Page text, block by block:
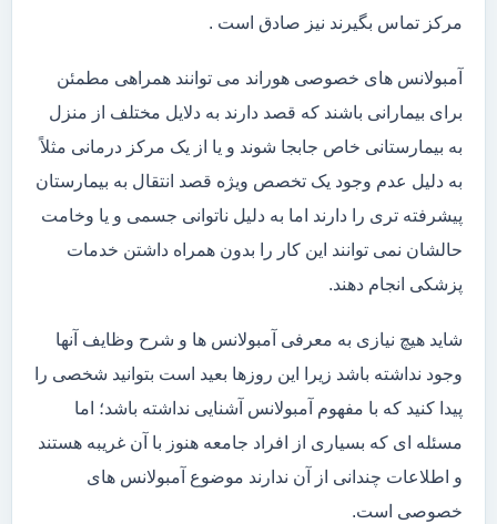
مرکز تماس بگیرند نیز صادق است .
آمبولانس های خصوصی هوراند می توانند همراهی مطمئن
برای بیمارانی باشند که قصد دارند به دلایل مختلف از منزل
به بیمارستانی خاص جابجا شوند و یا از یک مرکز درمانی مثلاً
به دلیل عدم وجود یک تخصص ویژه قصد انتقال به بیمارستان
پیشرفته تری را دارند اما به دلیل ناتوانی جسمی و یا وخامت
حالشان نمی توانند این کار را بدون همراه داشتن خدمات
پزشکی انجام دهند.
شاید هیچ نیازی به معرفی آمبولانس ها و شرح وظایف آنها
وجود نداشته باشد زیرا این روزها بعید است بتوانید شخصی را
پیدا کنید که با مفهوم آمبولانس آشنایی نداشته باشد؛ اما
مسئله ای که بسیاری از افراد جامعه هنوز با آن غریبه هستند
و اطلاعات چندانی از آن ندارند موضوع آمبولانس های
خصوصی است.